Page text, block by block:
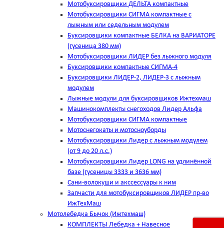
Мотобуксировщики ДЕЛЬТА компактные
Мотобуксировщики СИГМА компактные с
лыжным или седельным модулем
Буксировщики компактные БЕЛКА на ВАРИАТОРЕ
(гусеница 380 мм)
Мотобуксировщики ЛИДЕР без лыжного модуля
Буксировщики компактные СИГМА-4
Буксировщики ЛИДЕР-2, ЛИДЕР-3 c лыжным
модулем
Лыжные модули для буксировщиков Ижтехмаш
Машинокомплекты снегоходов Лидер Альфа
Мотобуксировщики СИГМА компактные
Мотоснегокаты и мотосноуборды
Мотобуксировщики Лидер с лыжным модулем
(от 9 до 20 л.с.)
Мотобуксировщики Лидер LONG на удлинённой
базе (гусеницы 3333 и 3636 мм)
Сани-волокуши и акссессуары к ним
Запчасти для мотобуксировщиков ЛИДЕР пр-во
ИжТехМаш
Мотолебедка Бычок (Ижтехмаш)
КОМПЛЕКТЫ Лебедка + Навесное